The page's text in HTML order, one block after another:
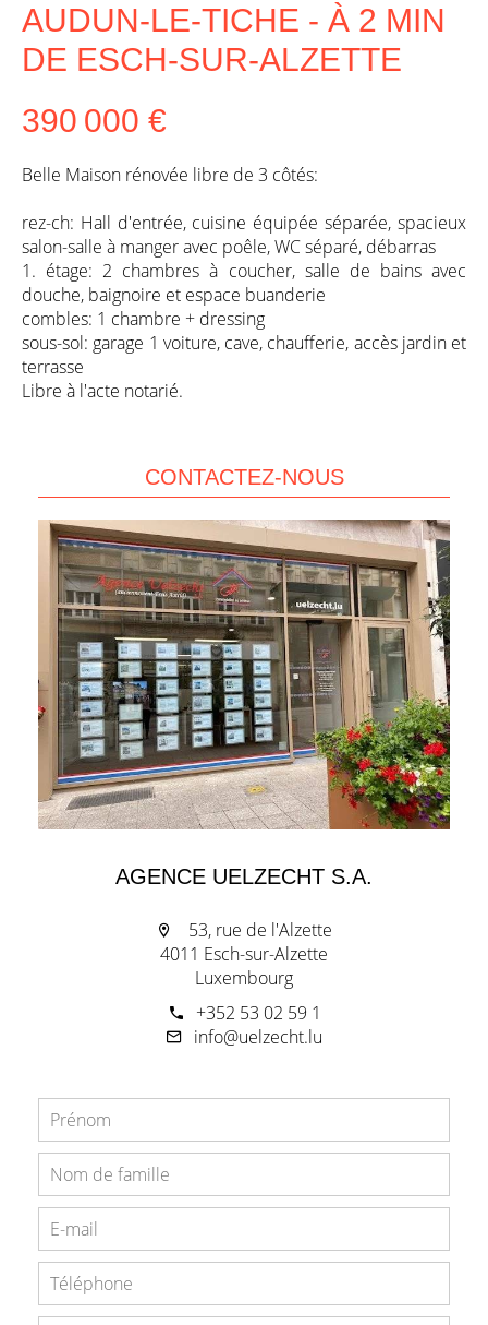
AUDUN-LE-TICHE - À 2 MIN
DE ESCH-SUR-ALZETTE
390 000 €
Belle Maison rénovée libre de 3 côtés:
rez-ch: Hall d'entrée, cuisine équipée séparée, spacieux
salon-salle à manger avec poêle, WC séparé, débarras
1. étage: 2 chambres à coucher, salle de bains avec
douche, baignoire et espace buanderie
combles: 1 chambre + dressing
sous-sol: garage 1 voiture, cave, chaufferie, accès jardin et
terrasse
Libre à l'acte notarié.
CONTACTEZ-NOUS
AGENCE UELZECHT S.A.
53, rue de l'Alzette
4011 Esch-sur-Alzette
Luxembourg
+352 53 02 59 1
info@uelzecht.lu